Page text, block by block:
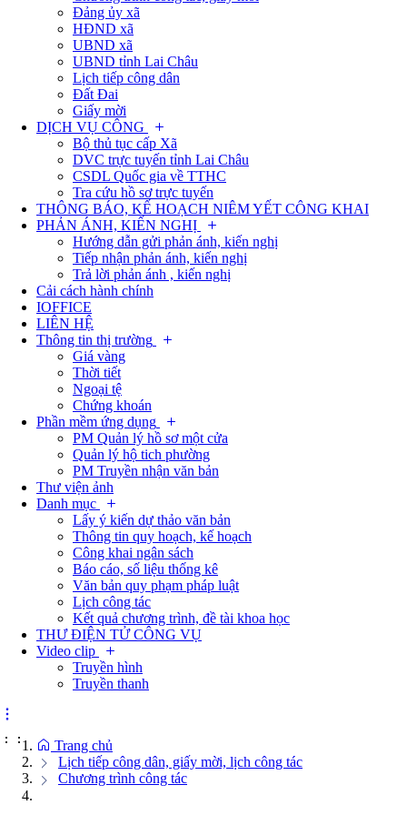
Đảng ủy xã
HĐND xã
UBND xã
UBND tỉnh Lai Châu
Lịch tiếp công dân
Đất Đai
Giấy mời
DỊCH VỤ CÔNG
Bộ thủ tục cấp Xã
DVC trực tuyến tỉnh Lai Châu
CSDL Quốc gia về TTHC
Tra cứu hồ sơ trực tuyến
THÔNG BÁO, KẾ HOẠCH NIÊM YẾT CÔNG KHAI
PHẢN ÁNH, KIẾN NGHỊ
Hướng dẫn gửi phản ánh, kiến nghị
Tiếp nhận phản ánh, kiến nghị
Trả lời phản ánh , kiến nghị
Cải cách hành chính
IOFFICE
LIÊN HỆ
Thông tin thị trường
Giá vàng
Thời tiết
Ngoại tệ
Chứng khoán
Phần mềm ứng dụng
PM Quản lý hồ sơ một cửa
Quản lý hộ tich phường
PM Truyền nhận văn bản
Thư viện ảnh
Danh mục
Lấy ý kiến dự thảo văn bản
Thông tin quy hoạch, kế hoạch
Công khai ngân sách
Báo cáo, số liệu thống kê
Văn bản quy phạm pháp luật
Lịch công tác
Kết quả chương trình, đề tài khoa học
THƯ ĐIỆN TỬ CÔNG VỤ
Video clip
Truyền hình
Truyền thanh
: :
Trang chủ
Lịch tiếp công dân, giấy mời, lịch công tác
Chương trình công tác
Số:Số:1862 /KH-UBND